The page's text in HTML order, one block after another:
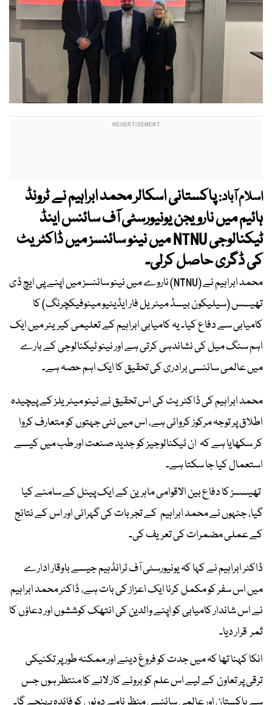
اسلام آباد:پاکستانی اسکالر محمد ابراہیم نے ٹرونڈ
ہائیم میں نارویجن یونیورسٹی آف سائنس اینڈ
ٹیکنالوجی
NTNU میں نینو سائنسز میں ڈاکٹریٹ
کی ڈگری حاصل کرلی۔
محمد ابراہیم نے (NTNU) ناروے میں نینو سائنسز میں اپنے پی ایچ ڈی
تھیسس (سیلیکون بیسڈ میٹریل فار ایڈیٹیو مینوفیکچرنگ) کا
کامیابی سے دفاع کیا۔ یہ کامیابی ابراہیم کے تعلیمی کیریئر میں ایک
اہم سنگ میل کی نشاندہی کرتی ہے اور نینو ٹیکنالوجی کے بارے
میں عالمی سائنسی برادری کی تحقیق کا ایک اہم حصہ ہے۔
محمد ابراہیم کی ڈاکٹریٹ کی اس تحقیق نے نینو میٹریلز کے پیچیدہ
اطلاق پر توجہ مرکوز کروائی ہے، اس میں نئی جہتوں کو متعارف کروا
کر سکھایا ہے کہ ان ٹیکنالوجیز کو جدید صنعت اور طب میں کیسے
استعمال کیا جا سکتا ہے۔
تھیسسز کا دفاع بین الاقوامی ماہرین کے ایک پینل کے سامنے کیا
گیا، جنہوں نے محمد ابراہیم کے تجربات کی گہرائی اور اس کے نتائج
کے عملی مضمرات کی تعریف کی۔
ڈاکٹر ابراہیم نے کہا کہ یونیورسٹی آف ٹرانڈہیم جیسے باوقار ادارے
میں اس سفر کو مکمل کرنا ایک اعزاز کی بات ہے، ڈاکٹر محمد ابراہیم
نے اس شاندار کامیابی کو اپنے والدین کی انتھک کوششوں اور دعاؤں کا
ثمر قرار دیا۔
انکا کہنا تھا کہ میں جدت کو فروغ دینے اور ممکنہ طور پر تکنیکی
ترقی پر تعاون کے لیے اس علم کو بروئے کار لانے کا منتظر ہوں جس